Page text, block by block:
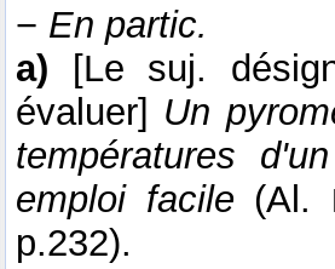
− En partic.
a)
[Le suj.
évaluer] Un
températures
emploi facile (Al.
p.232).